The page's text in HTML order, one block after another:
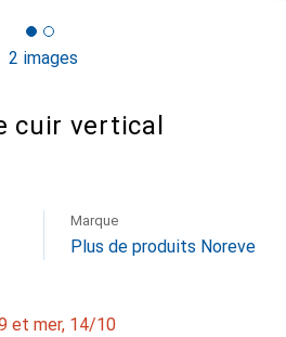
2 images
cuir vertical
Marque
Plus de produits Noreve
et mer, 14/10